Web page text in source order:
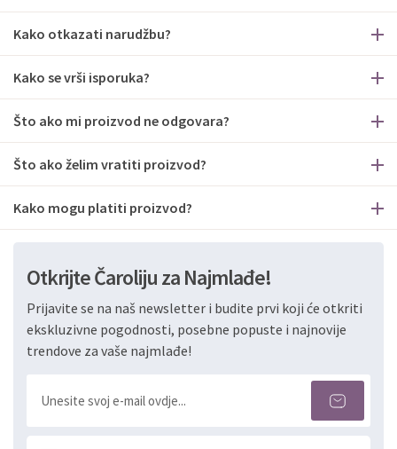
Kako otkazati narudžbu?
Kako se vrši isporuka?
Što ako mi proizvod ne odgovara?
Što ako želim vratiti proizvod?
Kako mogu platiti proizvod?
Otkrijte Čaroliju za Najmlađe!
Prijavite se na naš newsletter i budite prvi koji će otkriti
ekskluzivne pogodnosti, posebne popuste i najnovije
trendove za vaše najmlađe!